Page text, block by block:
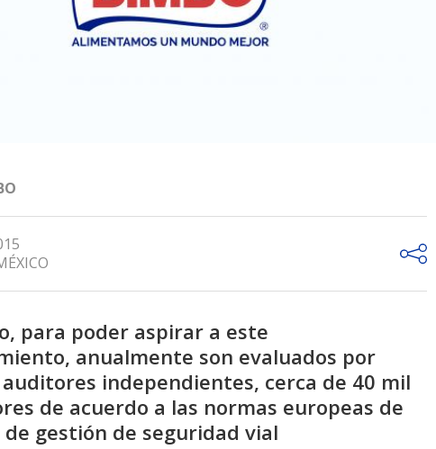
para poder aspirar a este
anualmente son evaluados por
independientes, cerca de 40 mil
de acuerdo a las normas europeas de
gestión de seguridad vial